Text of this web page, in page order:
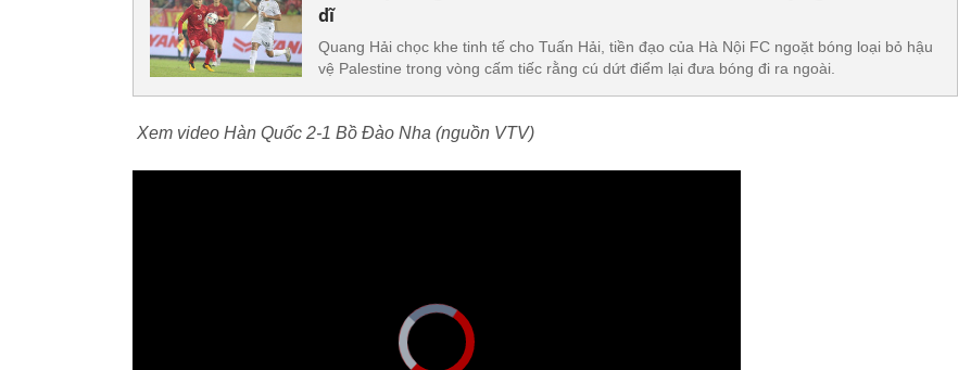
dĩ
Quang Hải chọc khe tinh tế cho Tuấn Hải, tiền đạo của Hà Nội FC ngoặt bóng loại bỏ hậu
vệ Palestine trong vòng cấm tiếc rằng cú dứt điểm lại đưa bóng đi ra ngoài.
Xem video Hàn Quốc 2-1 Bồ Đào Nha (nguồn VTV)